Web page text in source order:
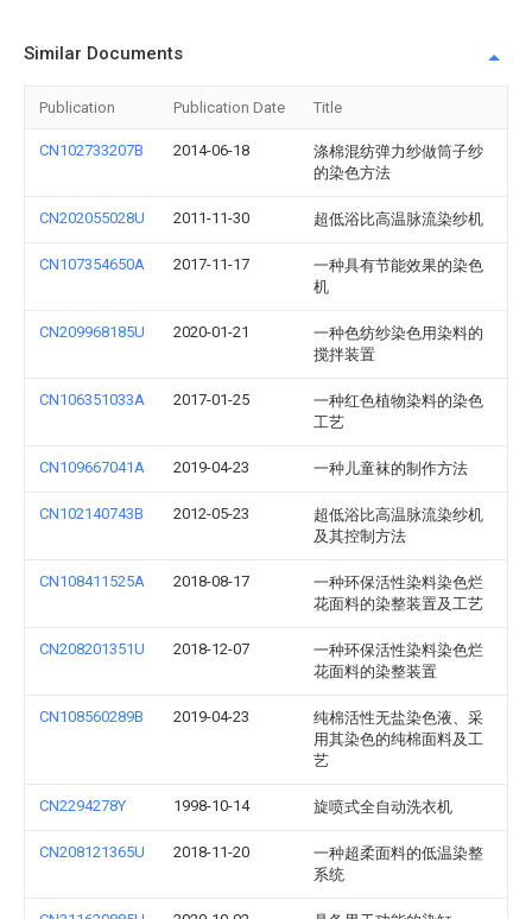
Similar Documents
Publication Publication Date Title
CN102733207B 2014-06-18
涤棉混纺弹力纱做筒子纱
的染色方法
CN202055028U 2011-11-30 超低浴比高温脉流染纱机
CN107354650A 2017-11-17
一种具有节能效果的染色
机
CN209968185U 2020-01-21
一种色纺纱染色用染料的
搅拌装置
CN106351033A 2017-01-25
一种红色植物染料的染色
工艺
CN109667041A 2019-04-23 一种儿童袜的制作方法
CN102140743B 2012-05-23
超低浴比高温脉流染纱机
及其控制方法
CN108411525A 2018-08-17
一种环保活性染料染色烂
花面料的染整装置及工艺
CN208201351U 2018-12-07
一种环保活性染料染色烂
花面料的染整装置
CN108560289B 2019-04-23
纯棉活性无盐染色液、采
用其染色的纯棉面料及工
艺
CN2294278Y 1998-10-14 旋喷式全自动洗衣机
CN208121365U 2018-11-20
一种超柔面料的低温染整
系统